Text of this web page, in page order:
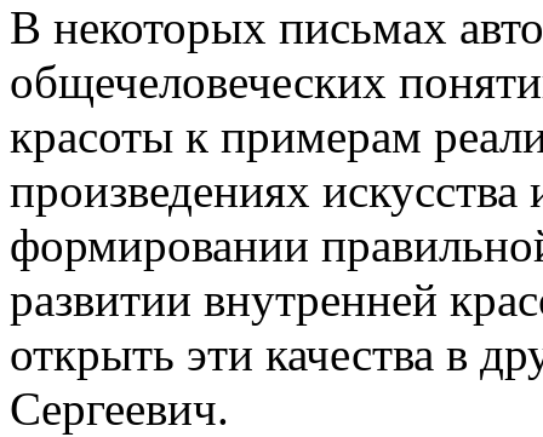
В некоторых письмах
общечеловеческих
красоты к примерам
произведениях
формировании
развитии внутренней
открыть эти качества в
Сергеевич.